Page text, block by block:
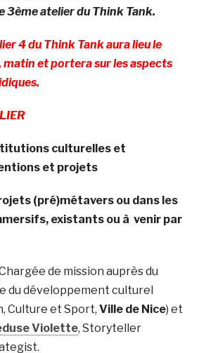
3ème atelier du Think Tank.
4 du Think Tank aura lieu le
matin et portera sur les aspects
culturelles et
et projets
(pré)métavers ou dans les
existants ou à venir par
de mission auprès du
du développement culturel
Culture et Sport, Ville de Nice) et
Violette, Storyteller